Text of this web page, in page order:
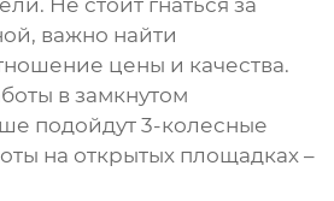
важно найти
цены и качества.
в замкнутом
подойдут3-колесные
на открытых площадках –